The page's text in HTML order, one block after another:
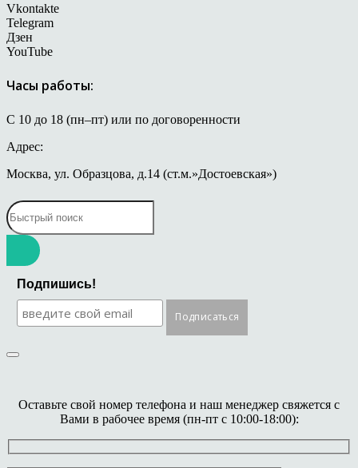
Vkontakte
Telegram
Дзен
YouTube
Часы работы:
С 10 до 18 (пн–пт) или по договоренности
Адрес:
Москва, ул. Образцова, д.14 (ст.м.»Достоевская»)
Подпишись!
Оставьте свой номер телефона и наш менеджер свяжется с
Вами в рабочее время (пн-пт с 10:00-18:00):